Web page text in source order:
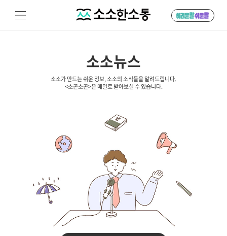
소소뉴스
소소가 만드는 쉬운 정보, 소소의 소식들을 알려드립니다.
<소곤소곤>은 메일로 받아보실 수 있습니다.